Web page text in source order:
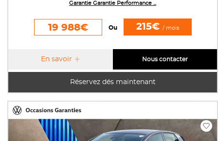
Garantie Garantie Performance ...
19 988€ Ou 215€ / mois
Réservez dés maintenant
En savoir Nous contacter